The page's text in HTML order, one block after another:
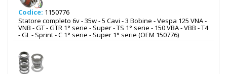
Codice: 1150776
Statore completo 6v - 35w - 5 Cavi - 3 Bobine - Vespa 125 VNA -
VNB - GT - GTR 1° serie - Super - TS 1° serie - 150 VBA - VBB - T4
- GL - Sprint - C 1° serie - Super 1° serie (OEM 150776)